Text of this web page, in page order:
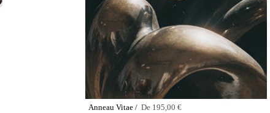
Anneau Vitae / De 195,00 €